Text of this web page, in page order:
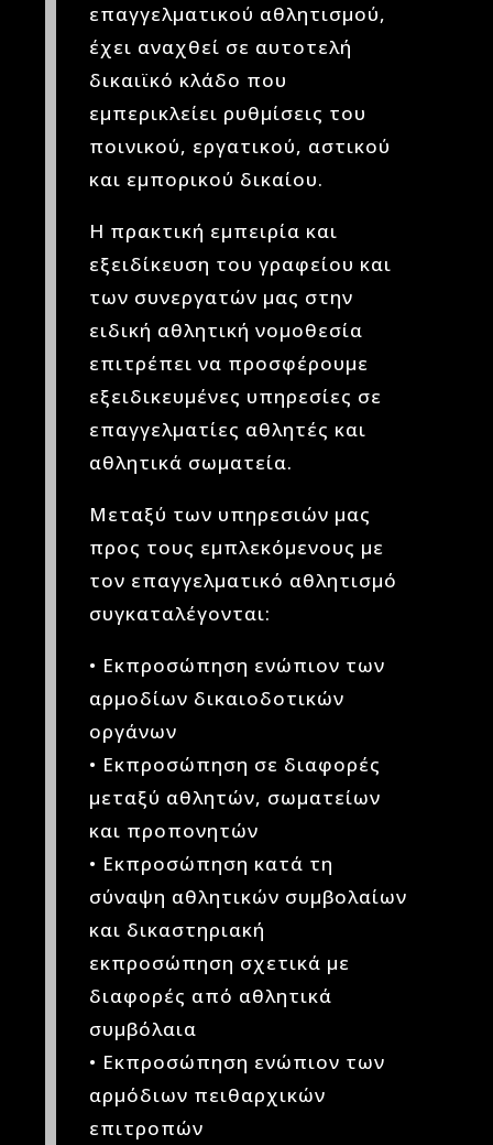
επαγγελματικού αθλητισμού,
έχει αναχθεί σε αυτοτελή
δικαιϊκό κλάδο που
εμπερικλείει ρυθμίσεις του
ποινικού, εργατικού, αστικού
και εμπορικού δικαίου.
Η πρακτική εμπειρία και
εξειδίκευση του γραφείου και
των συνεργατών μας στην
ειδική αθλητική νομοθεσία
επιτρέπει να προσφέρουμε
εξειδικευμένες υπηρεσίες σε
επαγγελματίες αθλητές και
αθλητικά σωματεία.
Μεταξύ των υπηρεσιών μας
προς τους εμπλεκόμενους με
τον επαγγελματικό αθλητισμό
συγκαταλέγονται:
• Εκπροσώπηση ενώπιον των
αρμοδίων δικαιοδοτικών
οργάνων
• Εκπροσώπηση σε διαφορές
μεταξύ αθλητών, σωματείων
και προπονητών
• Εκπροσώπηση κατά τη
σύναψη αθλητικών συμβολαίων
και δικαστηριακή
εκπροσώπηση σχετικά με
διαφορές από αθλητικά
συμβόλαια
• Εκπροσώπηση ενώπιον των
αρμόδιων πειθαρχικών
επιτροπών